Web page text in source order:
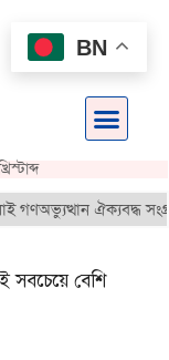
ঐক্যবদ্ধ
সবচেয়ে বেশি
BN